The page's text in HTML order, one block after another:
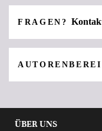
FRAGEN?
ÜBER UNS